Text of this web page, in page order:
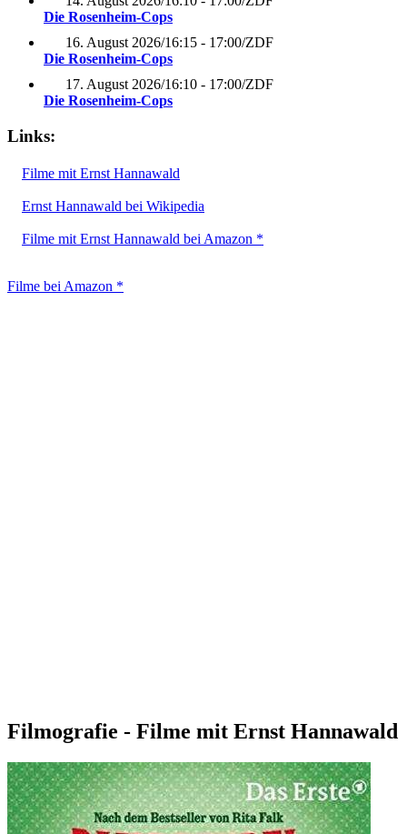
Die Rosenheim-Cops
16. August 2026/16:15 - 17:00/ZDF
Die Rosenheim-Cops
17. August 2026/16:10 - 17:00/ZDF
Die Rosenheim-Cops
Links:
Filme mit Ernst Hannawald
Ernst Hannawald bei Wikipedia
Filme mit Ernst Hannawald bei Amazon *
Filme bei Amazon *
Filmografie - Filme mit Ernst Hannawald